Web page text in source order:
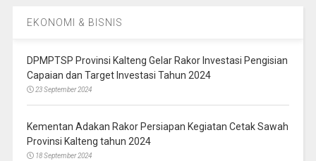
EKONOMI & BISNIS
DPMPTSP Provinsi Kalteng Gelar Rakor Investasi Pengisian
Capaian dan Target Investasi Tahun 2024
23 September 2024
Kementan Adakan Rakor Persiapan Kegiatan Cetak Sawah
Provinsi Kalteng tahun 2024
18 September 2024